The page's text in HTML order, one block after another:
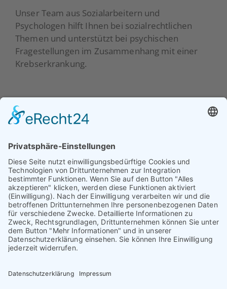
Unser Team aus Sozialarbeitern und
Psychologen hilft Ihnen bei sozialrechtlichen
Themen und unterstützt bei psychischen
Fragestellungen im Zusammenhang mit einer
Krebserkrankung.
Beratung
Selbsthilfe
Aktuelles
Unterstützer
Mitgliedschaft
Kontakt
Impressum